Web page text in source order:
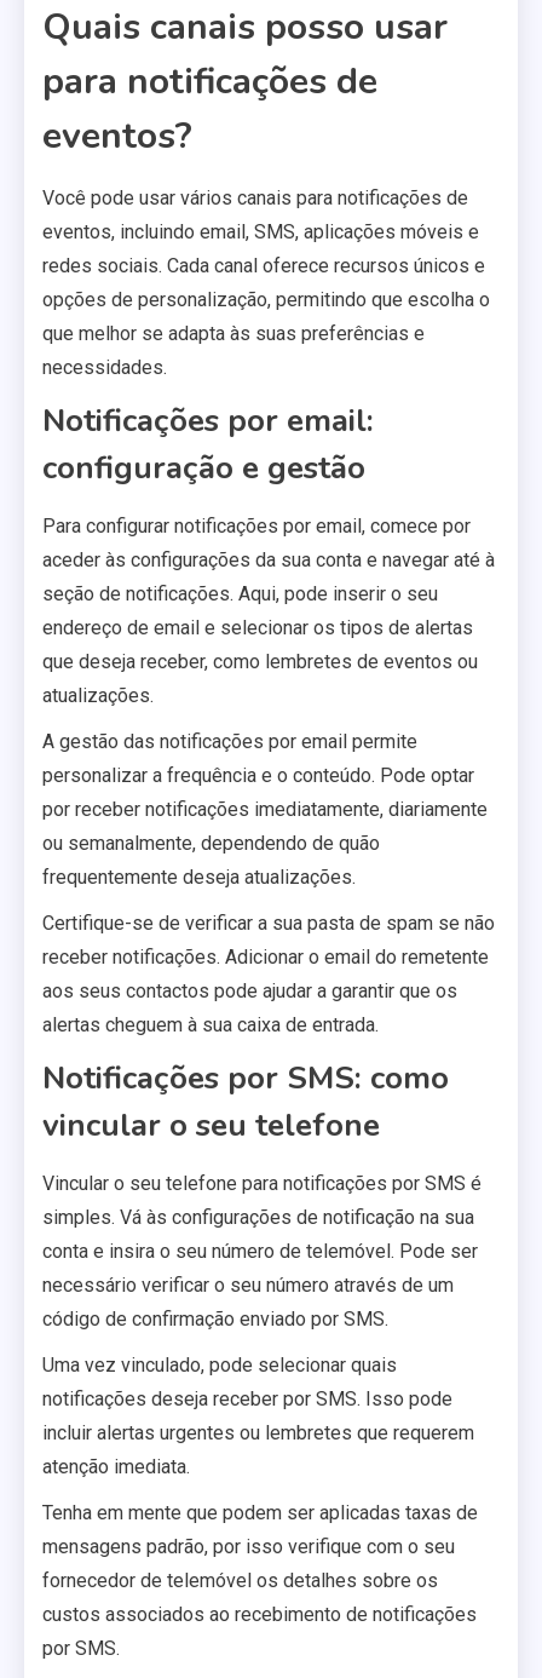
Quais canais posso usar
para notificações de
eventos?
Você pode usar vários canais para notificações de
eventos, incluindo email, SMS, aplicações móveis e
redes sociais. Cada canal oferece recursos únicos e
opções de personalização, permitindo que escolha o
que melhor se adapta às suas preferências e
necessidades.
Notificações por email:
configuração e gestão
Para configurar notificações por email, comece por
aceder às configurações da sua conta e navegar até à
seção de notificações. Aqui, pode inserir o seu
endereço de email e selecionar os tipos de alertas
que deseja receber, como lembretes de eventos ou
atualizações.
A gestão das notificações por email permite
personalizar a frequência e o conteúdo. Pode optar
por receber notificações imediatamente, diariamente
ou semanalmente, dependendo de quão
frequentemente deseja atualizações.
Certifique-se de verificar a sua pasta de spam se não
receber notificações. Adicionar o email do remetente
aos seus contactos pode ajudar a garantir que os
alertas cheguem à sua caixa de entrada.
Notificações por SMS: como
vincular o seu telefone
Vincular o seu telefone para notificações por SMS é
simples. Vá às configurações de notificação na sua
conta e insira o seu número de telemóvel. Pode ser
necessário verificar o seu número através de um
código de confirmação enviado por SMS.
Uma vez vinculado, pode selecionar quais
notificações deseja receber por SMS. Isso pode
incluir alertas urgentes ou lembretes que requerem
atenção imediata.
Tenha em mente que podem ser aplicadas taxas de
mensagens padrão, por isso verifique com o seu
fornecedor de telemóvel os detalhes sobre os
custos associados ao recebimento de notificações
por SMS.